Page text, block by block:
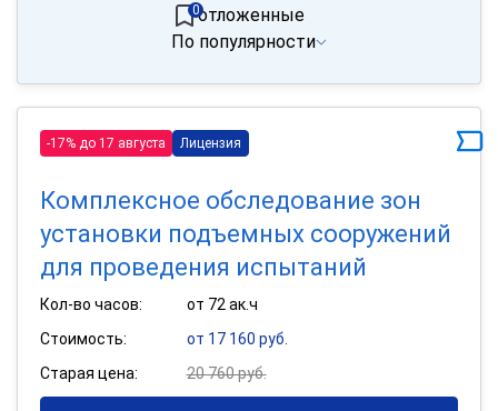
отложенные
0
По популярности
-17% до 17 августа Лицензия
Комплексное обследование зон
установки подъемных сооружений
для проведения испытаний
Кол-во часов:
от 72 ак.ч
Стоимость:
от 17 160 руб.
Старая цена:
20 760 руб.